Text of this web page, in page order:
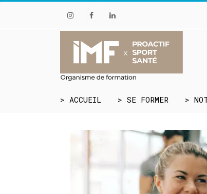
InstagramFacebookLinkedin
> ACCUEIL > SE FORMER >